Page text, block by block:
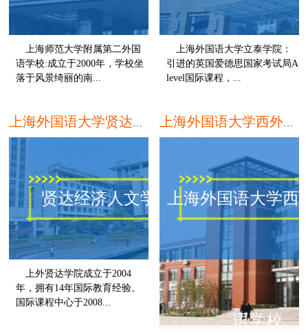
上海师范大学附属第二外国
语学校:成立于2000年，学校坐
落于风景绮丽的南...
上海外国语大学立泰学院：
引进的英国爱德思国家考试局A
level国际课程，...
贤达经济人文学院
上外贤达学院成立于2004
年，拥有14年国际教育经验。
国际课程中心于2008...
上海
上海外国语大学西
语学校